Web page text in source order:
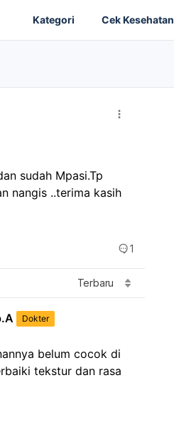
Kategori Cek Kesehatan
sudah Mpasi.Tp
nangis ..terima kasih
1
Terbaru
Dokter
belum cocok di
tekstur dan rasa